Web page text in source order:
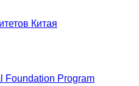
Китая
Foundation Program